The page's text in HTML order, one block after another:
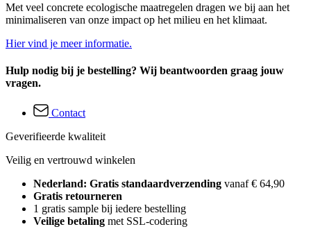
Met veel concrete ecologische maatregelen dragen we bij aan het
minimaliseren van onze impact op het milieu en het klimaat.
Hier vind je meer informatie.
Hulp nodig bij je bestelling? Wij beantwoorden graag jouw
vragen.
Contact
Geverifieerde kwaliteit
Veilig en vertrouwd winkelen
Nederland: Gratis standaardverzending vanaf € 64,90
Gratis retourneren
1 gratis sample bij iedere bestelling
Veilige betaling met SSL-codering